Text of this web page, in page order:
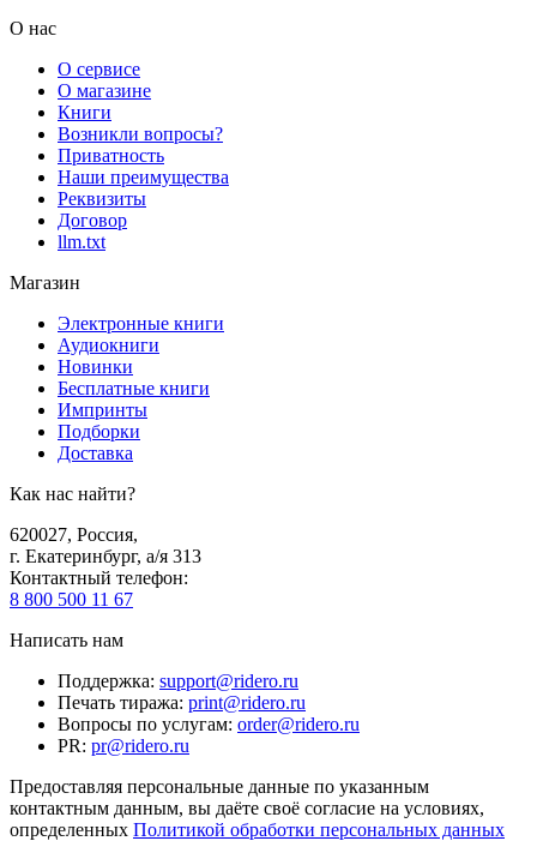
О нас
О сервисе
О магазине
Книги
Возникли вопросы?
Приватность
Наши преимущества
Реквизиты
Договор
llm.txt
Магазин
Электронные книги
Аудиокниги
Новинки
Бесплатные книги
Импринты
Подборки
Доставка
Как нас найти?
620027, Россия,
г. Екатеринбург, а/я 313
Контактный телефон:
8 800 500 11 67
Написать нам
Поддержка: support@ridero.ru
Печать тиража: print@ridero.ru
Вопросы по услугам: order@ridero.ru
PR: pr@ridero.ru
Предоставляя персональные данные по указанным
контактным данным, вы даёте своё согласие на условиях,
определенных Политикой обработки персональных данных